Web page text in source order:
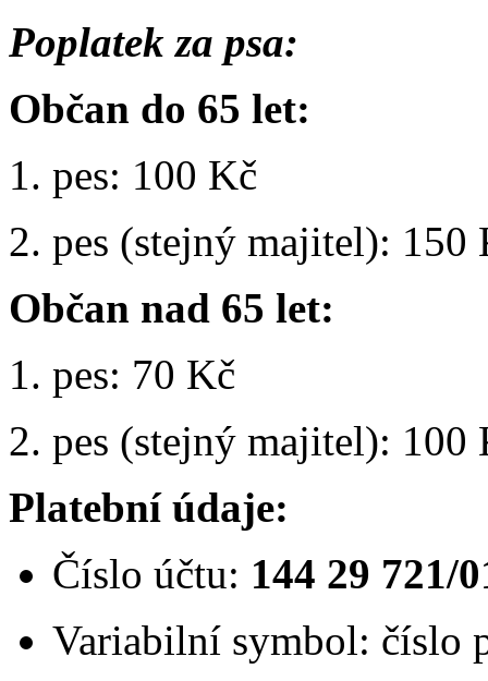
Poplatek za psa:
Občan do 65 let:
1. pes: 100 Kč
2. pes (stejný majitel): 150
Občan nad 65 let:
1. pes: 70 Kč
2. pes (stejný majitel): 100
Platební údaje:
Číslo účtu: 144 29 721/
Variabilní symbol: číslo